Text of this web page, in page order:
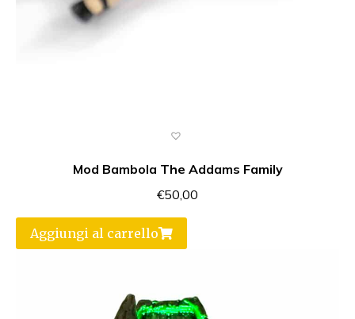
Mod Bambola The Addams Family
€50,00
Aggiungi al carrello